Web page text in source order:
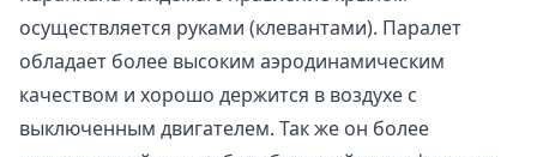
осуществляется руками (клевантами). Паралет
обладает более высоким аэродинамическим
качеством и хорошо держится в воздухе с
выключенным двигателем. Так же он более